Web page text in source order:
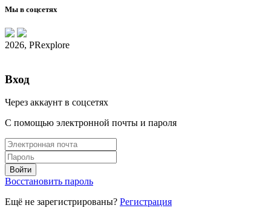
Мы в соцсетях
2026, PRexplore
Вход
Через аккаунт в соцсетях
С помощью электронной почты и пароля
Восстановить пароль
Ещё не зарегистрированы? Регистрация